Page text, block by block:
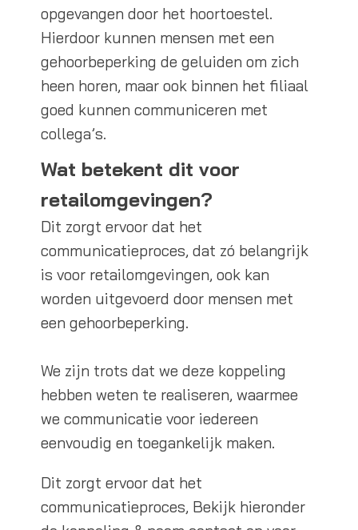
opgevangen door het hoortoestel.
Hierdoor kunnen mensen met een
gehoorbeperking de geluiden om zich
heen horen, maar ook binnen het filiaal
goed kunnen communiceren met
collega’s.
Wat betekent dit voor
retailomgevingen?
Dit zorgt ervoor dat het
communicatieproces, dat zó belangrijk
is voor retailomgevingen, ook kan
worden uitgevoerd door mensen met
een gehoorbeperking.
We zijn trots dat we deze koppeling
hebben weten te realiseren, waarmee
we communicatie voor iedereen
eenvoudig en toegankelijk maken.
Dit zorgt ervoor dat het
communicatieproces, Bekijk hieronder